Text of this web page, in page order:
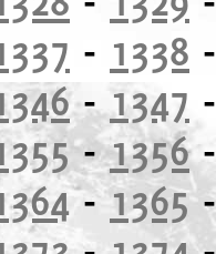
- 1338
-1347
-1356
-1365